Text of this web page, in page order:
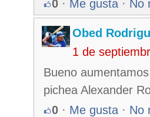
0 · Me gusta · No
Obed
1 de
Bueno
pichea Alexander
0 · Me gusta · No